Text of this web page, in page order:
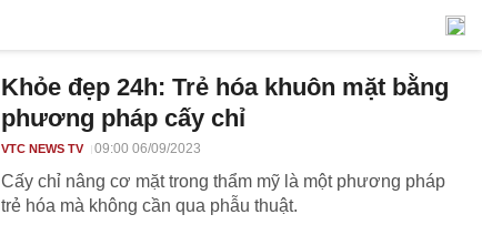
Khỏe đẹp 24h: Trẻ hóa khuôn mặt bằng
phương pháp cấy chỉ
VTC NEWS TV 09:00 06/09/2023
Cấy chỉ nâng cơ mặt trong thẩm mỹ là một phương pháp
trẻ hóa mà không cần qua phẫu thuật.